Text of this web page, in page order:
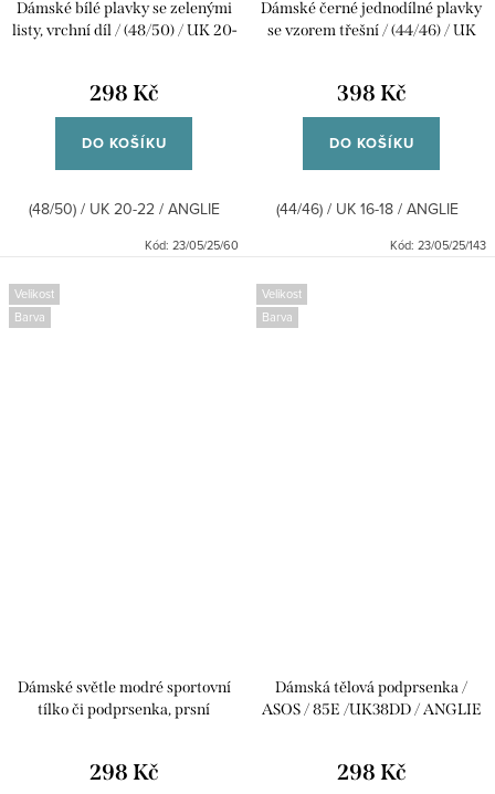
Dámské bílé plavky se zelenými
listy, vrchní díl / (48/50) / UK 20-
298 Kč
DO KOŠÍKU
(48/50) / UK 20-22 / ANGLIE
Kód: 23/05/25/60
Dámské černé jednodílné plavky
se vzorem třešní / (44/46) / UK
398 Kč
DO KOŠÍKU
(44/46) / UK 16-18 / ANGLIE
Kód: 23/05/25/143
Velikost
Barva
Dámské světle modré sportovní
tílko či podprsenka, prsní
298 Kč
Velikost
Barva
Dámská tělová podprsenka /
ASOS / 85E /UK38DD / ANGLIE
298 Kč